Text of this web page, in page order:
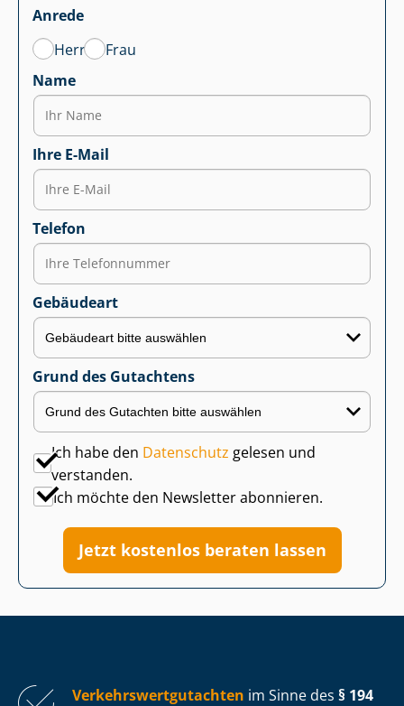
Anrede
Herr
Frau
Name
Ihre E-Mail
Telefon
Gebäudeart
Grund des Gutachtens
Ich habe den Datenschutz gelesen und
verstanden.
Ich möchte den Newsletter abonnieren.
Jetzt kostenlos beraten lassen
Ver­kehrs­wert­gut­ach­ten im Sinne des § 194